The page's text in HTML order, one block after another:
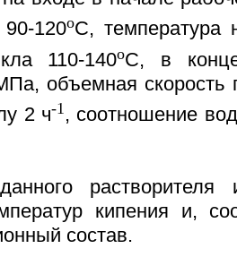
120oС, температура
110-140oС, в
объемная
2 ч-1 , соотношение
растворителя
кипения и,
состав.